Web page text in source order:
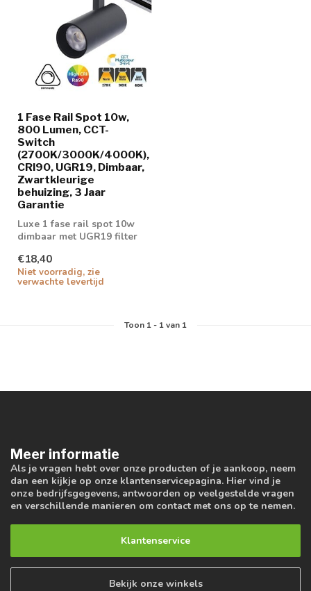
1 Fase Rail Spot 10w,
800 Lumen, CCT-
Switch
(2700K/3000K/4000K),
CRI90, UGR19, Dimbaar,
Zwartkleurige
behuizing, 3 Jaar
Garantie
Luxe 1 fase rail spot 10w
dimbaar met UGR19 filter
€18,40
Niet voorradig, zie
verwachte levertijd
Toon 1- 1van 1
Meer informatie
Als je vragen hebt over onze producten of je aankoop, neem
dan een kijkje op onze klantenservicepagina. Hier vind je
onze bedrijfsgegevens, antwoorden op veelgestelde vragen
en verschillende manieren om contact met ons op te nemen.
Klantenservice
Bekijk onze winkels